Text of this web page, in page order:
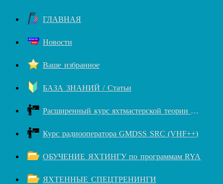
ГЛАВНАЯ
Новости
Ваше избранное
БАЗА ЗНАНИЙ / Статьи
Расширенный курс яхтмастерской теории RYA++
Курс радиооператора GMDSS SRC (VHF++)
ОБУЧЕНИЕ ЯХТИНГУ по программам RYA
ЯХТЕННЫЕ СПЕЦТРЕНИНГИ